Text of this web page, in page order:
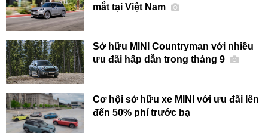
mắt tại Việt Nam
Sở hữu MINI Countryman với nhiều
ưu đãi hấp dẫn trong tháng 9
Cơ hội sở hữu xe MINI với ưu đãi lên
đến 50% phí trước bạ